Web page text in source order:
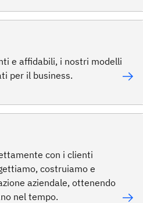
e affidabili, i nostri modelli
per il business.
con i clienti
costruiamo e
aziendale, ottenendo
nel tempo.